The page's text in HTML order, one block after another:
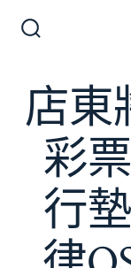
切
換
開
關
店東
彩
行